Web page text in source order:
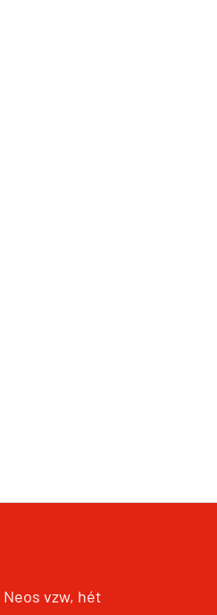
vzw, hét